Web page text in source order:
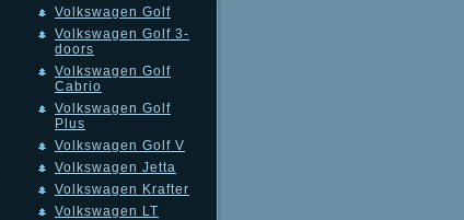
Volkswagen Golf
Volkswagen Golf 3-
doors
Volkswagen Golf
Cabrio
Volkswagen Golf
Plus
Volkswagen Golf V
Volkswagen Jetta
Volkswagen Krafter
Volkswagen LT